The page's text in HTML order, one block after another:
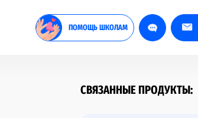
ПОМОЩЬ ШКОЛАМ
СВЯЗАННЫЕ ПРОДУКТЫ: